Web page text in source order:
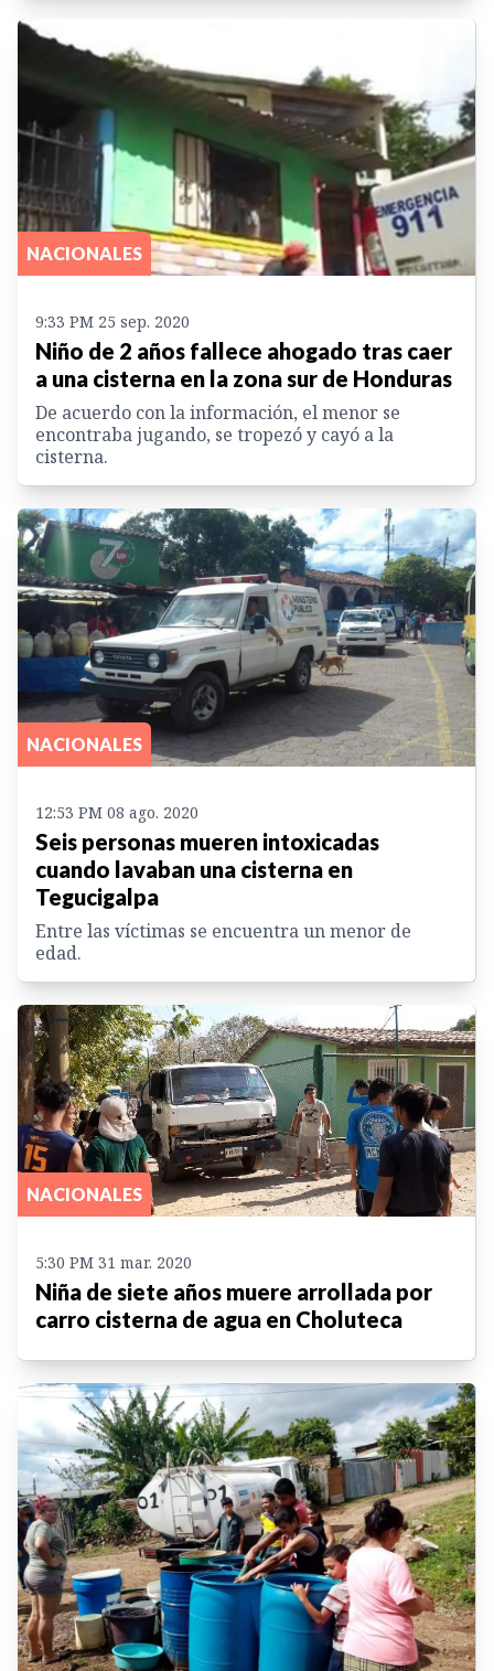
NACIONALES
9:33 PM 25 sep. 2020
Niño de 2 años fallece ahogado tras caer
a una cisterna en la zona sur de Honduras
De acuerdo con la información, el menor se
encontraba jugando, se tropezó y cayó a la
cisterna.
NACIONALES
12:53 PM 08 ago. 2020
Seis personas mueren intoxicadas
cuando lavaban una cisterna en
Tegucigalpa
Entre las víctimas se encuentra un menor de
edad.
NACIONALES
5:30 PM 31 mar. 2020
Niña de siete años muere arrollada por
carro cisterna de agua en Choluteca